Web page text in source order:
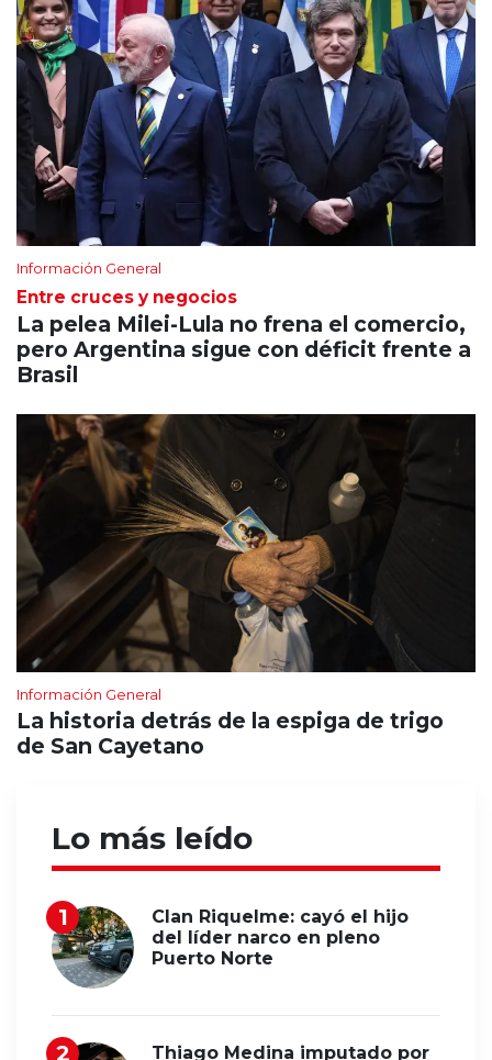
Información General
Entre cruces y negocios
La pelea Milei-Lula no frena el comercio,
pero Argentina sigue con déficit frente a
Brasil
Información General
La historia detrás de la espiga de trigo
de San Cayetano
Lo más leído
Clan Riquelme: cayó el hijo
del líder narco en pleno
Puerto Norte
Thiago Medina imputado por